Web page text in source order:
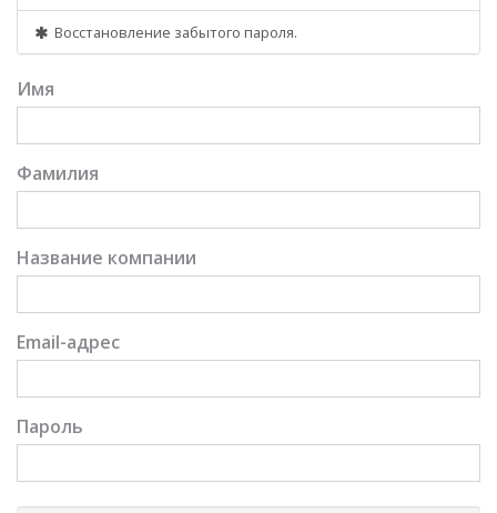
Восстановление забытого пароля.
Имя
Фамилия
Название компании
Email-адрес
Пароль